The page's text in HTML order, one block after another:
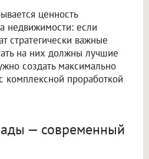
ценность
недвижимости: если
стратегически важные
на них должны лучшие
создать максимально
комплексной проработкой
— современный